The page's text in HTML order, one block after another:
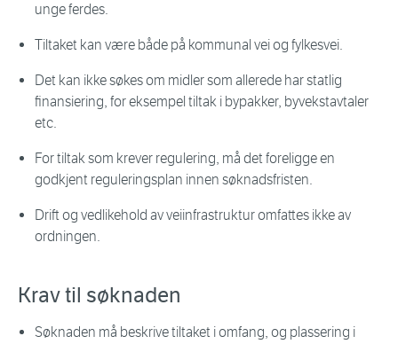
unge ferdes.
Tiltaket kan være både på kommunal vei og fylkesvei.
Det kan ikke søkes om midler som allerede har statlig
finansiering, for eksempel tiltak i bypakker, byvekstavtaler
etc.
For tiltak som krever regulering, må det foreligge en
godkjent reguleringsplan innen søknadsfristen.
Drift og vedlikehold av veiinfrastruktur omfattes ikke av
ordningen.
Krav til søknaden
Søknaden må beskrive tiltaket i omfang, og plassering i